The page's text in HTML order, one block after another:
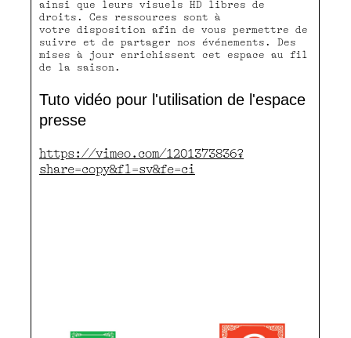
ainsi que leurs visuels HD libres de
droits. Ces ressources sont à
votre disposition afin de vous permettre de
suivre et de partager nos événements. Des
mises à jour enrichissent cet espace au fil
de la saison.
Tuto vidéo pour l'utilisation de l'espace
presse
https://vimeo.com/1201373836?
share=copy&fl=sv&fe=ci